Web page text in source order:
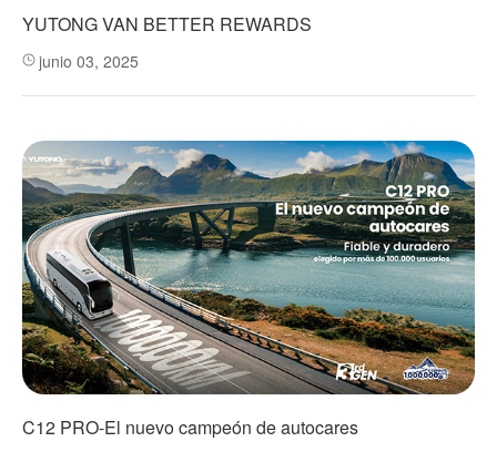
YUTONG VAN BETTER REWARDS
junio 03, 2025
C12 PRO-El nuevo campeón de autocares